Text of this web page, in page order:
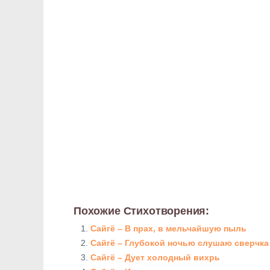
Похожие Стихотворения:
Сайгё – В прах, в мельчайшую пыль
Сайгё – Глубокой ночью слушаю сверчка
Сайгё – Дует холодный вихрь